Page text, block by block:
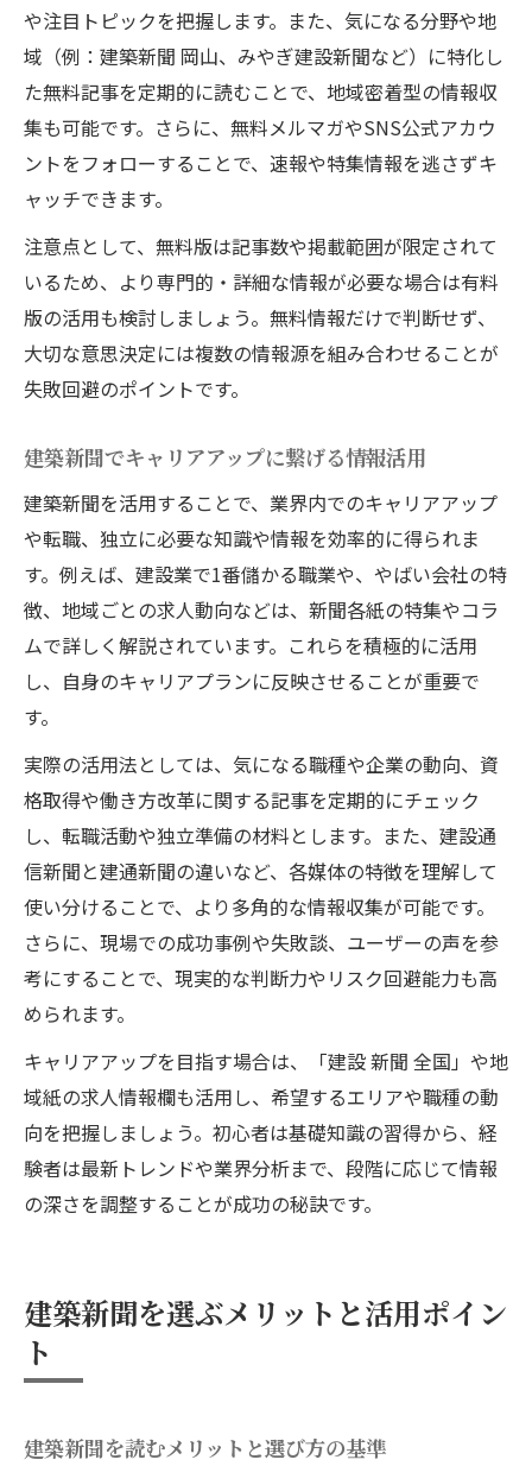
や注目トピックを把握します。また、気になる分野や地
域（例：建築新聞 岡山、みやぎ建設新聞など）に特化し
た無料記事を定期的に読むことで、地域密着型の情報収
集も可能です。さらに、無料メルマガやSNS公式アカウ
ントをフォローすることで、速報や特集情報を逃さずキ
ャッチできます。
注意点として、無料版は記事数や掲載範囲が限定されて
いるため、より専門的・詳細な情報が必要な場合は有料
版の活用も検討しましょう。無料情報だけで判断せず、
大切な意思決定には複数の情報源を組み合わせることが
失敗回避のポイントです。
建築新聞でキャリアアップに繋げる情報活用
建築新聞を活用することで、業界内でのキャリアアップ
や転職、独立に必要な知識や情報を効率的に得られま
す。例えば、建設業で1番儲かる職業や、やばい会社の特
徴、地域ごとの求人動向などは、新聞各紙の特集やコラ
ムで詳しく解説されています。これらを積極的に活用
し、自身のキャリアプランに反映させることが重要で
す。
実際の活用法としては、気になる職種や企業の動向、資
格取得や働き方改革に関する記事を定期的にチェック
し、転職活動や独立準備の材料とします。また、建設通
信新聞と建通新聞の違いなど、各媒体の特徴を理解して
使い分けることで、より多角的な情報収集が可能です。
さらに、現場での成功事例や失敗談、ユーザーの声を参
考にすることで、現実的な判断力やリスク回避能力も高
められます。
キャリアアップを目指す場合は、「建設 新聞 全国」や地
域紙の求人情報欄も活用し、希望するエリアや職種の動
向を把握しましょう。初心者は基礎知識の習得から、経
験者は最新トレンドや業界分析まで、段階に応じて情報
の深さを調整することが成功の秘訣です。
建築新聞を選ぶメリットと活用ポイン
ト
建築新聞を読むメリットと選び方の基準